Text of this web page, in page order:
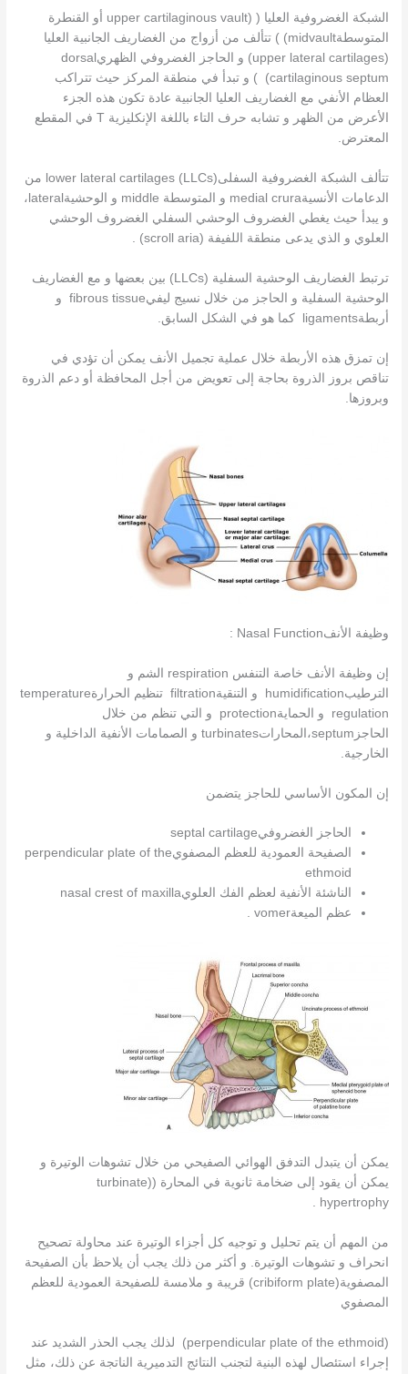
الشبكة الغضروفية العليا ( (upper cartilaginous vault أو القنطرة
المتوسطةmidvault) ) تتألف من أزواج من الغضاريف الجانبية العليا
(upper lateral cartilages) و الحاجز الغضروفي الظهريdorsal
cartilaginous septum) ) و تبدأ في منطقة المركز حيث تتراكب
العظام الأنفي مع الغضاريف العليا الجانبية عادة تكون هذه الجزء
الأعرض من الظهر و تشابه حرف التاء باللغة الإنكليزية T في المقطع
المعترض.
تتألف الشبكة الغضروفية السفلىlower lateral cartilages (LLCs) من
الدعامات الأنسيةmedial crura و المتوسطة middle و الوحشيةlateral،
و يبدأ حيث يغطي الغضروف الوحشي السفلي الغضروف الوحشي
العلوي و الذي يدعى منطقة اللفيفة (scroll aria) .
ترتبط الغضاريف الوحشية السفلية (LLCs) بين بعضها و مع الغضاريف
الوحشية السفلية و الحاجز من خلال نسيج ليفيfibrous tissue و
أربطةligaments كما هو في الشكل السابق.
إن تمزق هذه الأربطة خلال عملية تجميل الأنف يمكن أن تؤدي في
تناقص بروز الذروة بحاجة إلى تعويض من أجل المحافظة أو دعم الذروة
وبروزها.
وظيفة الأنفNasal Function :
إن وظيفة الأنف خاصة التنفس respiration الشم و
الترطيبhumidification و التنقيةfiltration تنظيم الحرارةtemperature
regulation و الحمايةprotection و التي تنظم من خلال
الحاجزseptum،المحاراتturbinates و الصمامات الأنفية الداخلية و
الخارجية.
إن المكون الأساسي للحاجز يتضمن
الحاجز الغضروفيseptal cartilage
الصفيحة العمودية للعظم المصفويperpendicular plate of the
ethmoid
الناشئة الأنفية لعظم الفك العلويnasal crest of maxilla
عظم الميعةvomer .
يمكن أن يتبدل التدفق الهوائي الصفيحي من خلال تشوهات الوتيرة و
يمكن أن يقود إلى ضخامة ثانوية في المحارة ((turbinate
hypertrophy.
من المهم أن يتم تحليل و توجيه كل أجزاء الوتيرة عند محاولة تصحيح
انحراف و تشوهات الوتيرة. و أكثر من ذلك يجب أن يلاحظ بأن الصفيحة
المصفوية(cribiform plate) قريبة و ملامسة للصفيحة العمودية للعظم
المصفوي
(perpendicular plate of the ethmoid) لذلك يجب الحذر الشديد عند
إجراء استئصال لهذه البنية لتجنب النتائج التدميرية الناتجة عن ذلك، مثل